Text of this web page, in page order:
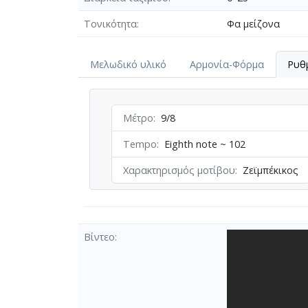
Τονικότητα
Φα μείζονα
Μελωδικό υλικό Αρμονία-Φόρμα
Μέτρο
9/8
Tempo
Eighth note ~ 102
Χαρακτηρισμός μοτίβου
Ζεϊμπέκικος
Βίντεο